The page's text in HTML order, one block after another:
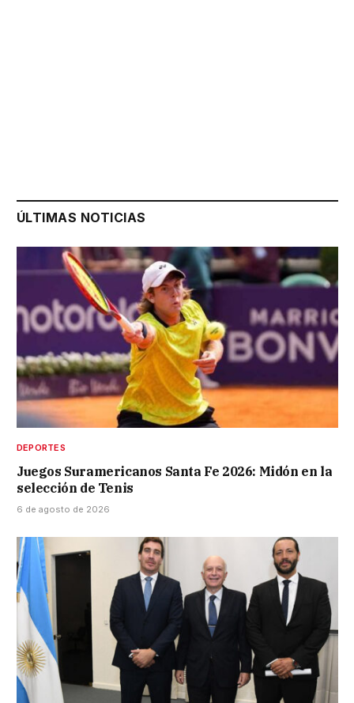
ÚLTIMAS NOTICIAS
DEPORTES
Juegos Suramericanos Santa Fe 2026: Midón en la
selección de Tenis
6 de agosto de 2026